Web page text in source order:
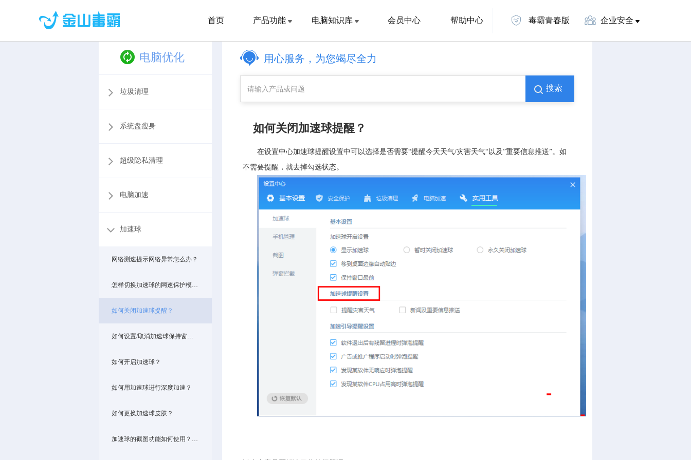
首页 产品功能 电脑知识库 会员中心 帮助中心 毒霸青春版 企业安全
电脑优化
垃圾清理
系统盘瘦身
超级隐私清理
电脑加速
加速球
网络测速提示网络异常怎么办？
怎样切换加速球的网速保护模式？
如何关闭加速球提醒？
如何设置/取消加速球保持窗口最前？
如何开启加速球？
如何用加速球进行深度加速？
如何更换加速球皮肤？
加速球的截图功能如何使用？可以设置快捷键吗？
用心服务，为您竭尽全力
搜索
如何关闭加速球提醒？
在设置中心加速球提醒设置中可以选择是否需要“提醒今天天气/灾害天气“以及”重要信息推送”。如
不需要提醒，就去掉勾选状态。